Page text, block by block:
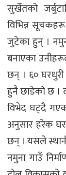
सुर्खेतको
विभिन्न सूचकहरू
जुटेका हुन् ।
बनाएका
छन् । ६०
हुनै छाडेको छ ।
विभेद घट्दै
अनुसार हरेक
छन् । यसले
नमुना गाउँ